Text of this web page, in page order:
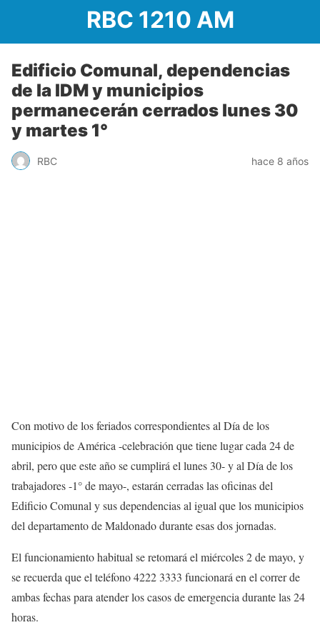
RBC 1210 AM
Edificio Comunal, dependencias
de la IDM y municipios
permanecerán cerrados lunes 30
y martes 1°
RBC hace 8 años
Con motivo de los feriados correspondientes al Día de los
municipios de América -celebración que tiene lugar cada 24 de
abril, pero que este año se cumplirá el lunes 30- y al Día de los
trabajadores -1° de mayo-, estarán cerradas las oficinas del
Edificio Comunal y sus dependencias al igual que los municipios
del departamento de Maldonado durante esas dos jornadas.
El funcionamiento habitual se retomará el miércoles 2 de mayo, y
se recuerda que el teléfono 4222 3333 funcionará en el correr de
ambas fechas para atender los casos de emergencia durante las 24
horas.